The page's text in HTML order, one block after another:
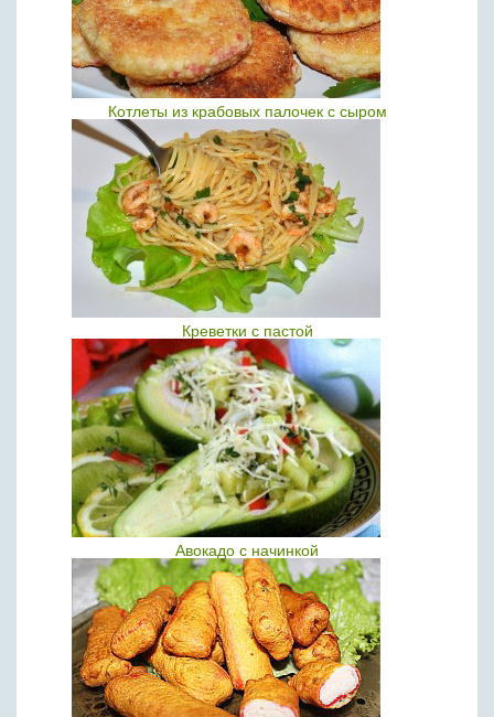
Котлеты из крабовых палочек с сыром
Креветки с пастой
Авокадо с начинкой